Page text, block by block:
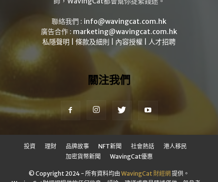
聯絡我們 : info@wavingcat.com.hk
廣告合作 : marketing@wavingcat.com.hk
私隱聲明
條款及細則 內容授權 人才招聘
關注我們
投資 理財 品牌故事 NFT新聞 社會熱話
港人移民
加密貨幣新聞
WavingCat優惠
© Copyright 2024 - 所有資料均由 WavingCat 財經網提供。